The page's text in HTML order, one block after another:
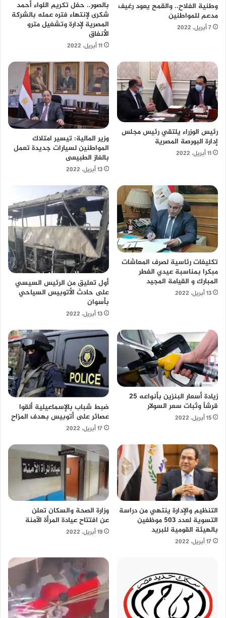
وطنية الفلاح.. والقمح يعود رغيف
مدعم للمواطنين
7 أبريل، 2022
بالصور.. حفل تكريم اللواء أحمد
شكرى لإنتهاء فتره عمله بالشركة
المصرية لإدارة وتشغيل مترو
الأنفاق
11 أبريل، 2022
رئيس الوزراء يلتقي رئيس مجلس
إدارة البورصة المصرية
11 أبريل، 2022
وزير المالية: تيسير امتلاك
المواطنين لسيارات جديدة تعمل
بالغاز الطبيعى
13 أبريل، 2022
تكليفات رئاسية لصرف المعاشات
مبكرا بمناسبة عيدي الفطر
المبارك و القيامة المجيد
13 أبريل، 2022
أول تعليق من الرئيس السيسي
على حادث الأتوبيس السياحي
بأسوان
13 أبريل، 2022
زيادة أسعار البنزين بأنواعه 25
قرشاً وثبات سعر السولار
15 أبريل، 2022
ضبط شباب بالإسماعيلية ألقوا
عصائر على أتوبيس بهدف المزاح
17 أبريل، 2022
التنظيم والإدارة ينتهي من دراسة
التسوية لعدد 503 موظفين
بالهيئة القومية للبريد
17 أبريل، 2022
وزارة الصحة والسكان تعلن
عن افتتاح عيادة المرأة الآمنة
19 أبريل، 2022